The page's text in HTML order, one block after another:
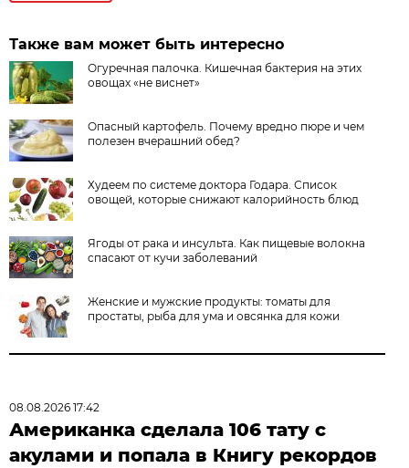
Также вам может быть интересно
Огуречная палочка. Кишечная бактерия на этих
овощах «не виснет»
Опасный картофель. Почему вредно пюре и чем
полезен вчерашний обед?
Худеем по системе доктора Годара. Список
овощей, которые снижают калорийность блюд
Ягоды от рака и инсульта. Как пищевые волокна
спасают от кучи заболеваний
Женские и мужские продукты: томаты для
простаты, рыба для ума и овсянка для кожи
08.08.2026 17:42
Американка сделала 106 тату с
акулами и попала в Книгу рекордов